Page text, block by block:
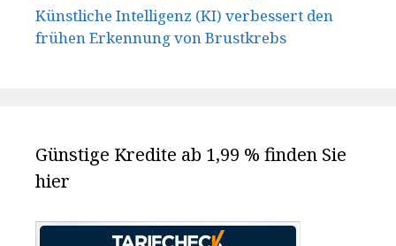
Künstliche Intelligenz (KI) verbessert den
frühen Erkennung von Brustkrebs
Günstige Kredite ab 1,99 % finden Sie
hier